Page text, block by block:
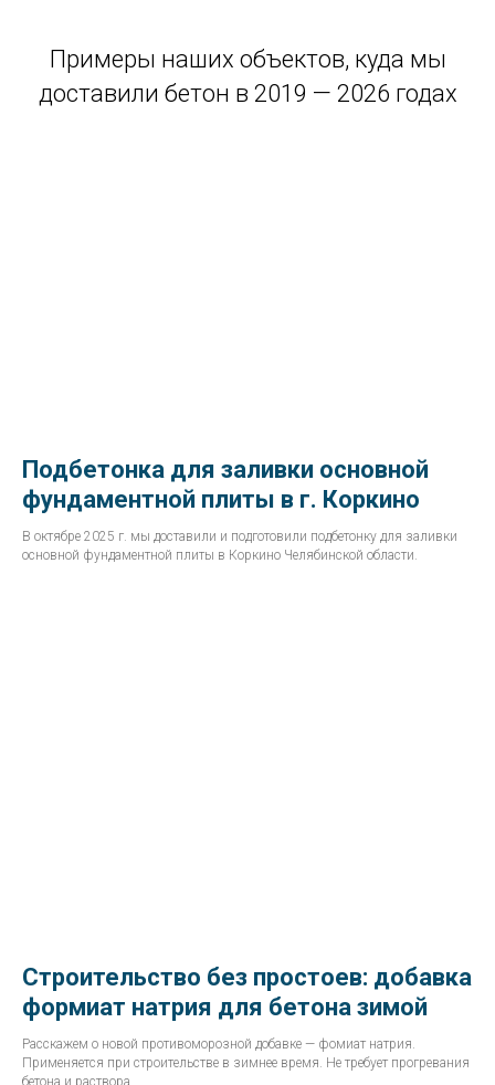
Примеры наших объектов, куда мы
доставили бетон в 2019 — 2026 годах
Подбетонка для заливки основной
фундаментной плиты в г. Коркино
В октябре 2025 г. мы доставили и подготовили подбетонку для заливки
основной фундаментной плиты в Коркино Челябинской области.
Строительство без простоев: добавка
формиат натрия для бетона зимой
Расскажем о новой противоморозной добавке — фомиат натрия.
Применяется при строительстве в зимнее время. Не требует прогревания